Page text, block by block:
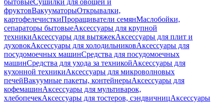
бытовыеСушилки для овощей и
фруктовВакууматорыОткрывалки,
картофелечисткиПроращиватели семянМаслобойки,
сепараторы бытовыеАксессуары для крупной
техникиАксессуары для вытяжекАксессуары для плит и
духовокАксессуары для холодильниковАксессуары для
посудомоечных машинСредства для посудомоечных
машинСредства для ухода за техникойАксессуары для
кухонной техникиАксессуары для микроволновых
печейВакуумные пакеты, контейнерыАксессуары для
кофемашинАксессуары для мультиварок,
хлебопечекАксессуары для тостеров, сэндвичницАксессуары